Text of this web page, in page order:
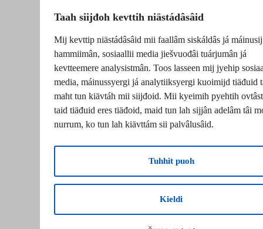
Taah siijđoh kevttih niästádâsâid
Mij kevttip niästádâsâid mii faallâm siskáldâs já máinusij
hammiimân, sosiaallii media jiešvuođâi tuárjumân já
kevtteemere analysistmân. Toos lasseen mij jyehip
media, máinussyergi já analytiiksyergi kuoimijd tiäđuid
maht tun kiävtáh mii siijđoid. Mii kyeimih pyehtih
taid tiäđuid eres tiäđoid, maid tun lah sijjân adelâm tâi
nurrum, ko tun lah kiävttám sii palvâlusâid.
Tuhhit puoh
Kieldi